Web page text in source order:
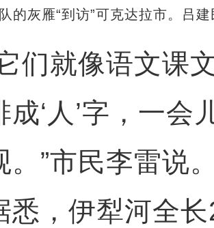
的灰雁“到访”可克达拉市。吕
就像语文课文
‘人’字，一会
。”市民李雷说
伊犁河全长